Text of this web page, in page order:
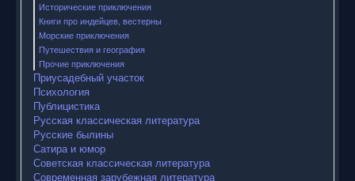
Исторические приключения
Книги про индейцев, вестерны
Морские приключения
Путешествия и география
Прочие приключения
Приусадебный участок
Психология
Публицистика
Русская классическая литература
Русские былины
Сатира и юмор
Советская классическая литература
Современная зарубежная литература